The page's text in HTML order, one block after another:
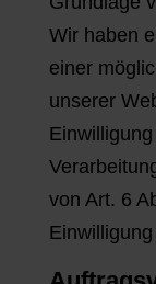
Wir haben
einer
unserer
von Art. 6